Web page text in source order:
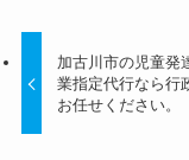
加古川市の児童発
業指定代行なら行
お任せください。